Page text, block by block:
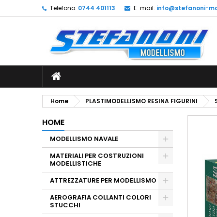
Telefono: 0744 401113 E-mail: info@stefanoni-
Home PLASTIMODELLISMO RESINA FIGURINI
HOME
MODELLISMO NAVALE
MATERIALI PER COSTRUZIONI
MODELLISTICHE
ATTREZZATURE PER MODELLISMO
AEROGRAFIA COLLANTI COLORI
STUCCHI